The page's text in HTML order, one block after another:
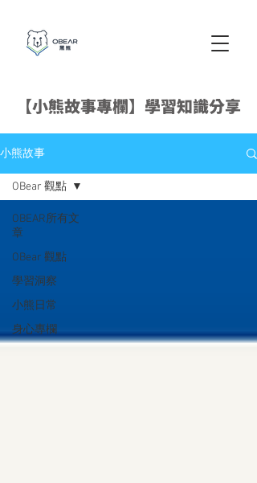
【小熊故事專欄】學習知識分享
小熊故事
OBEAR所有文
章
OBear 觀點
學習洞察
小熊日常
身心專欄
OBear 觀點